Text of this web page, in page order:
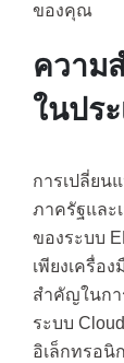
ของคุณ
ความ
ในปร
การเปลี่ยน
ภาครัฐและ
ของระบบ
เพียงเครื่อ
สำคัญในกา
ระบบ
อิเล็กทรอนิ